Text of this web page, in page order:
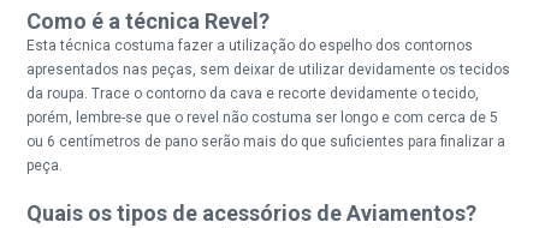
Como é a técnica Revel?
Esta técnica costuma fazer a utilização do espelho dos contornos
apresentados nas peças, sem deixar de utilizar devidamente os tecidos
da roupa. Trace o contorno da cava e recorte devidamente o tecido,
porém, lembre-se que o revel não costuma ser longo e com cerca de 5
ou 6 centímetros de pano serão mais do que suficientes para finalizar a
peça.
Quais os tipos de acessórios de Aviamentos?